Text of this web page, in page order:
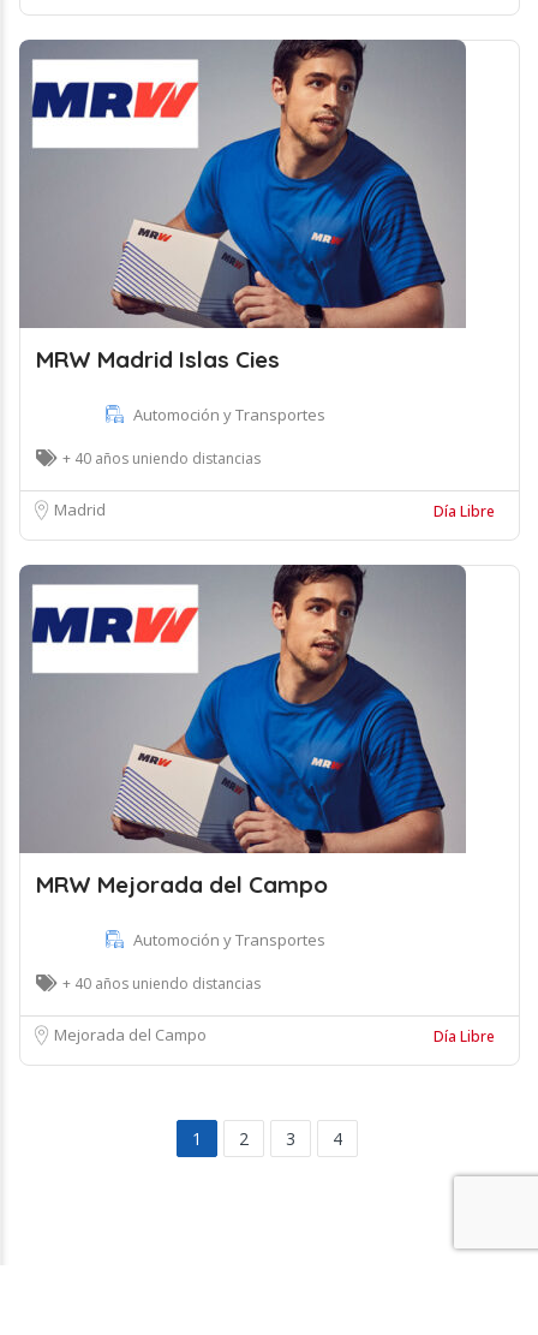
MRW Madrid Islas Cies
Automoción y Transportes
+ 40 años uniendo distancias
Madrid Día Libre
MRW Mejorada del Campo
Automoción y Transportes
+ 40 años uniendo distancias
Mejorada del Campo Día Libre
1 2 3 4